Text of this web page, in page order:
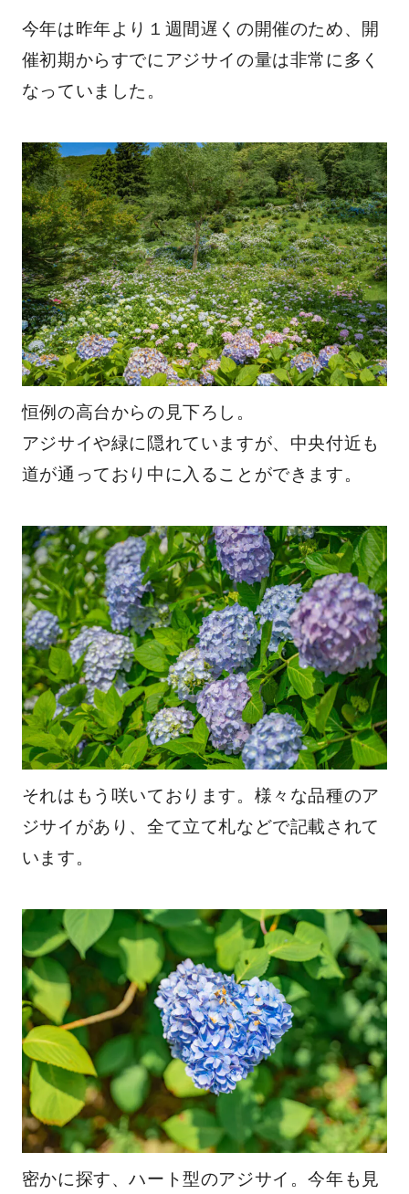
今年は昨年より１週間遅くの開催のため、開
催初期からすでにアジサイの量は非常に多く
なっていました。
恒例の高台からの見下ろし。
アジサイや緑に隠れていますが、中央付近も
道が通っており中に入ることができます。
それはもう咲いております。様々な品種のア
ジサイがあり、全て立て札などで記載されて
います。
密かに探す、ハート型のアジサイ。今年も見